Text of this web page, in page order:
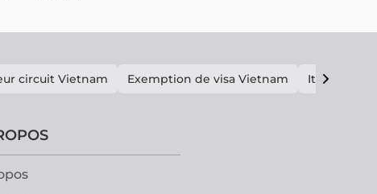
circuit Vietnam Exemption de visa Vietnam Itinéraire